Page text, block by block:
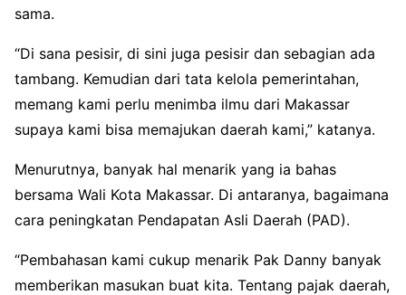
sama.
“Di sana pesisir, di sini juga pesisir dan sebagian ada
tambang. Kemudian dari tata kelola pemerintahan,
memang kami perlu menimba ilmu dari Makassar
supaya kami bisa memajukan daerah kami,” katanya.
Menurutnya, banyak hal menarik yang ia bahas
bersama Wali Kota Makassar. Di antaranya, bagaimana
cara peningkatan Pendapatan Asli Daerah (PAD).
“Pembahasan kami cukup menarik Pak Danny banyak
memberikan masukan buat kita. Tentang pajak daerah,